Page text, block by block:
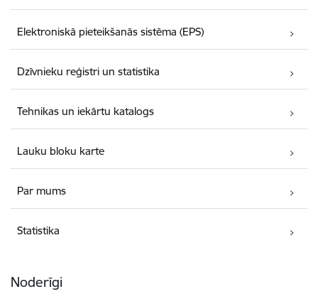
Elektroniskā pieteikšanās sistēma (EPS)
Dzīvnieku reģistri un statistika
Tehnikas un iekārtu katalogs
Lauku bloku karte
Par mums
Statistika
Noderīgi